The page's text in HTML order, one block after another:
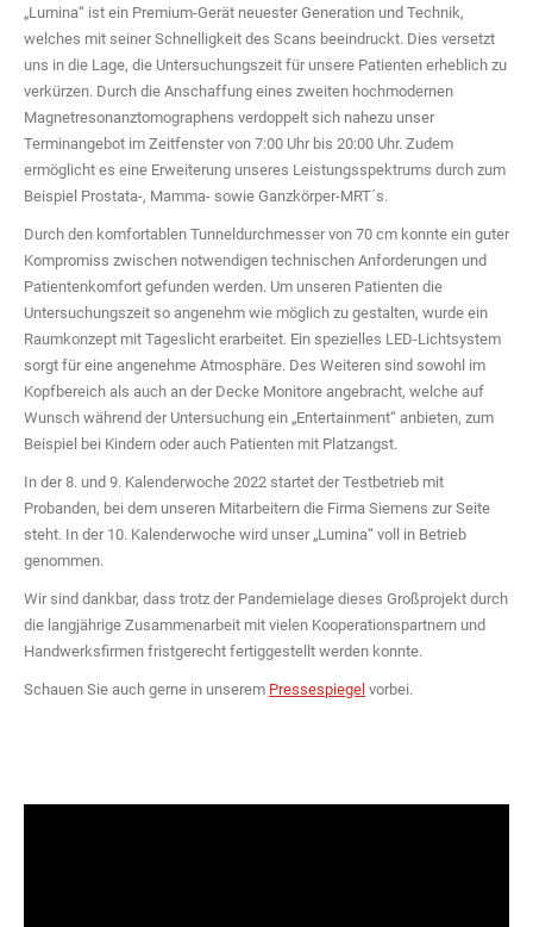
„Lumina“ ist ein Premium-Gerät neuester Generation und Technik,
welches mit seiner Schnelligkeit des Scans beeindruckt. Dies versetzt
uns in die Lage, die Untersuchungszeit für unsere Patienten erheblich zu
verkürzen. Durch die Anschaffung eines zweiten hochmodernen
Magnetresonanztomographens verdoppelt sich nahezu unser
Terminangebot im Zeitfenster von 7:00 Uhr bis 20:00 Uhr. Zudem
ermöglicht es eine Erweiterung unseres Leistungsspektrums durch zum
Beispiel Prostata-, Mamma- sowie Ganzkörper-MRT´s.
Durch den komfortablen Tunneldurchmesser von 70 cm konnte ein guter
Kompromiss zwischen notwendigen technischen Anforderungen und
Patientenkomfort gefunden werden. Um unseren Patienten die
Untersuchungszeit so angenehm wie möglich zu gestalten, wurde ein
Raumkonzept mit Tageslicht erarbeitet. Ein spezielles LED-Lichtsystem
sorgt für eine angenehme Atmosphäre. Des Weiteren sind sowohl im
Kopfbereich als auch an der Decke Monitore angebracht, welche auf
Wunsch während der Untersuchung ein „Entertainment“ anbieten, zum
Beispiel bei Kindern oder auch Patienten mit Platzangst.
In der 8. und 9. Kalenderwoche 2022 startet der Testbetrieb mit
Probanden, bei dem unseren Mitarbeitern die Firma Siemens zur Seite
steht. In der 10. Kalenderwoche wird unser „Lumina“ voll in Betrieb
genommen.
Wir sind dankbar, dass trotz der Pandemielage dieses Großprojekt durch
die langjährige Zusammenarbeit mit vielen Kooperationspartnern und
Handwerksfirmen fristgerecht fertiggestellt werden konnte.
Schauen Sie auch gerne in unserem Pressespiegel vorbei.